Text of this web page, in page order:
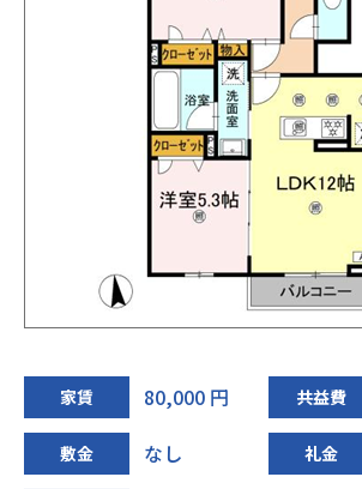
家賃 80,000 円 共益費
敷金 なし 礼金